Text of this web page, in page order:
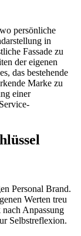
persönliche
in
Fassade zu
der eigenen
das bestehende
Marke zu
einer
Personal Brand.
Werten treu
Anpassung
Selbstreflexion.